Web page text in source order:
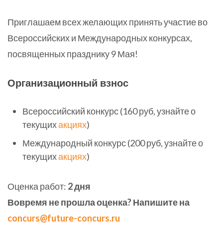
Приглашаем всех желающих принять участие во
Всероссийских и Международных конкурсах,
посвященных празднику 9 Мая!
Организационный взнос
Всероссийский конкурс (160 руб, узнайте о
текущихакциях)
Международный конкурс (200 руб, узнайте о
текущихакциях)
Оценка работ: 2 дня
Вовремя не прошла оценка? Напишите на
concurs@future-concurs.ru